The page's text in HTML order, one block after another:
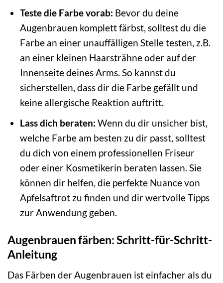
Teste die Farbe vorab: Bevor du deine
Augenbrauen komplett färbst, solltest du die
Farbe an einer unauffälligen Stelle testen, z.B.
an einer kleinen Haarsträhne oder auf der
Innenseite deines Arms. So kannst du
sicherstellen, dass dir die Farbe gefällt und
keine allergische Reaktion auftritt.
Lass dich beraten: Wenn du dir unsicher bist,
welche Farbe am besten zu dir passt, solltest
du dich von einem professionellen Friseur
oder einer Kosmetikerin beraten lassen. Sie
können dir helfen, die perfekte Nuance von
Apfelsaftrot zu finden und dir wertvolle Tipps
zur Anwendung geben.
Augenbrauen färben: Schritt-für-Schritt-
Anleitung
Das Färben der Augenbrauen ist einfacher als du